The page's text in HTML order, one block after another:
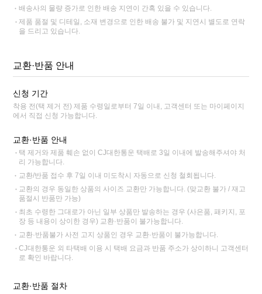
배송사의 물량 증가로 인한 배송 지연이 간혹 있을 수 있습니다.
제품 품절 및 디테일, 소재 변경으로 인한 배송 불가 및 지연시 별도로 연락
을 드리고 있습니다.
교환·반품 안내
신청 기간
착용 전(택 제거 전) 제품 수령일로부터 7일 이내, 고객센터 또는 마이페이지
에서 직접 신청 가능합니다.
교환·반품 안내
택 제거와 제품 훼손 없이 CJ대한통운 택배로 3일 이내에 발송해주셔야 처
리 가능합니다.
교환/반품 접수 후 7일 이내 미도착시 자동으로 신청 철회됩니다.
교환의 경우 동일한 상품의 사이즈 교환만 가능합니다. (맞교환 불가 / 재고
품절시 반품만 가능)
최초 수령한 그대로가 아닌 일부 상품만 발송하는 경우 (사은품, 패키지, 포
장 등 내용이 상이한 경우) 교환·반품이 불가능합니다.
교환·반품불가 사전 고지 상품인 경우 교환·반품이 불가능합니다.
CJ대한통운 외 타택배 이용 시 택배 요금과 반품 주소가 상이하니 고객센터
로 확인 바랍니다.
교환·반품 절차